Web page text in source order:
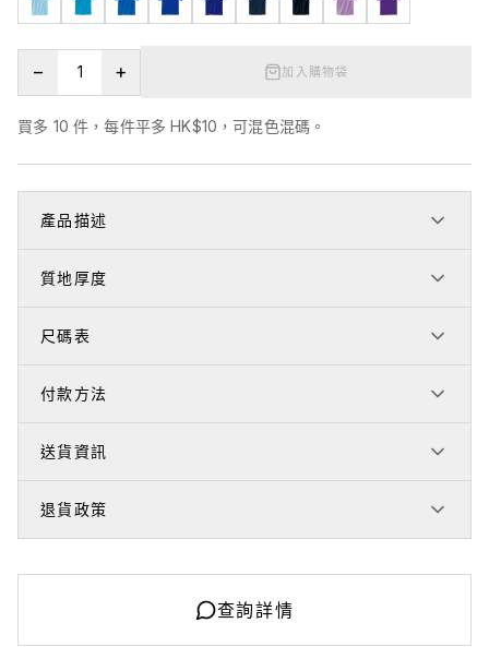
− + 加入購物袋
買多 10 件，每件平多 HK$10，可混色混碼。
產品描述
質地厚度
尺碼表
付款方法
送貨資訊
退貨政策
查詢詳情